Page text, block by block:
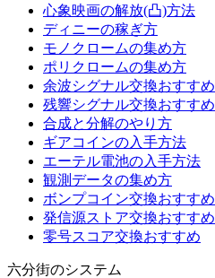
心象映画の解放(凸)方法
ディニーの稼ぎ方
モノクロームの集め方
ポリクロームの集め方
余波シグナル交換おすすめ
残響シグナル交換おすすめ
合成と分解のやり方
ギアコインの入手方法
エーテル電池の入手方法
観測データの集め方
ボンプコイン交換おすすめ
発信源ストア交換おすすめ
零号スコア交換おすすめ
六分街のシステム